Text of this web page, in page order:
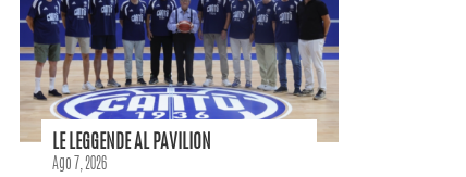
LE LEGGENDE AL PAVILION
Ago 7, 2026